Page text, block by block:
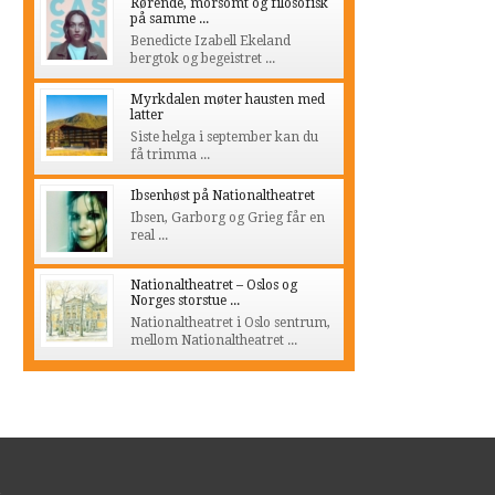
Rørende, morsomt og filosofisk
på samme ...
Benedicte Izabell Ekeland
bergtok og begeistret ...
Myrkdalen møter hausten med
latter
Siste helga i september kan du
få trimma ...
Ibsenhøst på Nationaltheatret
Ibsen, Garborg og Grieg får en
real ...
Nationaltheatret – Oslos og
Norges storstue ...
Nationaltheatret i Oslo sentrum,
mellom Nationaltheatret ...